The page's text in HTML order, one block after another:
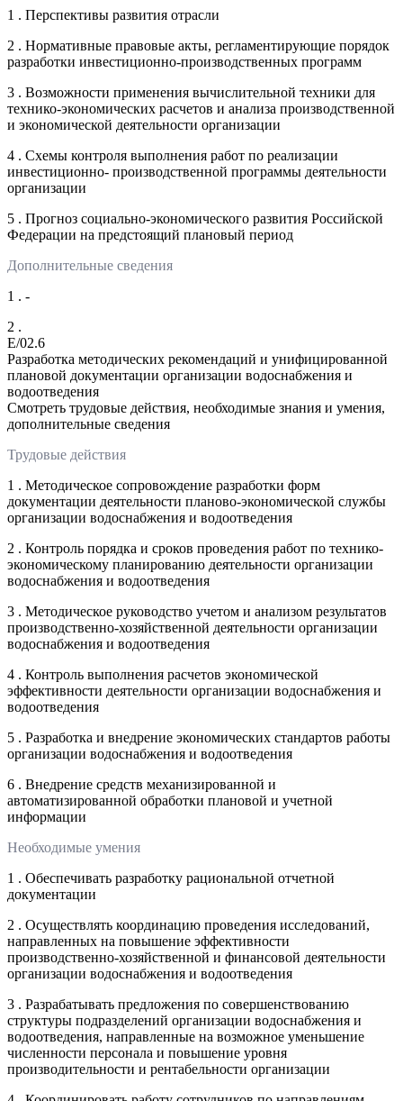
1 . Перспективы развития отрасли
2 . Нормативные правовые акты, регламентирующие порядок
разработки инвестиционно-производственных программ
3 . Возможности применения вычислительной техники для
технико-экономических расчетов и анализа производственной
и экономической деятельности организации
4 . Схемы контроля выполнения работ по реализации
инвестиционно- производственной программы деятельности
организации
5 . Прогноз социально-экономического развития Российской
Федерации на предстоящий плановый период
Дополнительные сведения
1 . -
2 .
E/02.6
Разработка методических рекомендаций и унифицированной
плановой документации организации водоснабжения и
водоотведения
Смотреть трудовые действия, необходимые знания и умения,
дополнительные сведения
Трудовые действия
1 . Методическое сопровождение разработки форм
документации деятельности планово-экономической службы
организации водоснабжения и водоотведения
2 . Контроль порядка и сроков проведения работ по технико-
экономическому планированию деятельности организации
водоснабжения и водоотведения
3 . Методическое руководство учетом и анализом результатов
производственно-хозяйственной деятельности организации
водоснабжения и водоотведения
4 . Контроль выполнения расчетов экономической
эффективности деятельности организации водоснабжения и
водоотведения
5 . Разработка и внедрение экономических стандартов работы
организации водоснабжения и водоотведения
6 . Внедрение средств механизированной и
автоматизированной обработки плановой и учетной
информации
Необходимые умения
1 . Обеспечивать разработку рациональной отчетной
документации
2 . Осуществлять координацию проведения исследований,
направленных на повышение эффективности
производственно-хозяйственной и финансовой деятельности
организации водоснабжения и водоотведения
3 . Разрабатывать предложения по совершенствованию
структуры подразделений организации водоснабжения и
водоотведения, направленные на возможное уменьшение
численности персонала и повышение уровня
производительности и рентабельности организации